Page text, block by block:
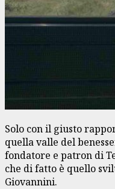
Solo con il giusto
quella valle del
fondatore e patron di
che di fatto è quello
Giovannini.